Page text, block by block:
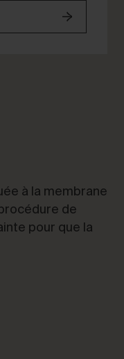
à la membrane
de
pour que la